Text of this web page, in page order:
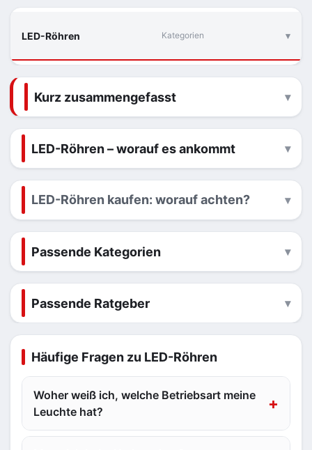
LED-Röhren Kategorien
Kurz zusammengefasst
LED-Röhren – worauf es ankommt
LED-Röhren kaufen: worauf achten?
Passende Kategorien
Passende Ratgeber
Häufige Fragen zu LED-Röhren
Woher weiß ich, welche Betriebsart meine
Leuchte hat?